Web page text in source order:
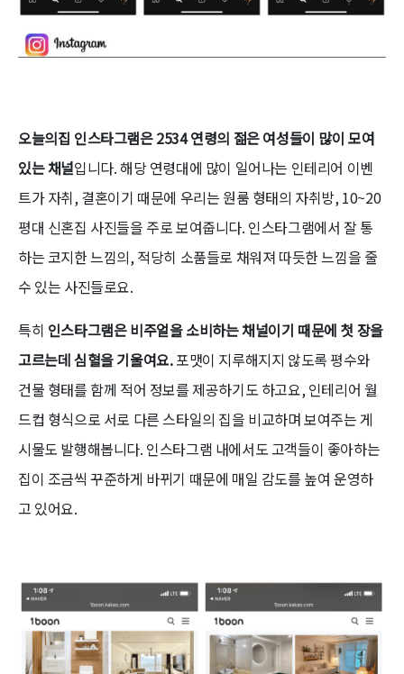
오늘의집 인스타그램은 2534 연령의 젊은 여성들이 많이 모여
있는 채널입니다. 해당 연령대에 많이 일어나는 인테리어 이벤
트가 자취, 결혼이기 때문에 우리는 원룸 형태의 자취방, 10~20
평대 신혼집 사진들을 주로 보여줍니다. 인스타그램에서 잘 통
하는 코지한 느낌의, 적당히 소품들로 채워져 따듯한 느낌을 줄
수 있는 사진들로요.
특히 인스타그램은 비주얼을 소비하는 채널이기 때문에 첫 장을
고르는데 심혈을 기울여요.포맷이 지루해지지 않도록 평수와
건물 형태를 함께 적어 정보를 제공하기도 하고요, 인테리어 월
드컵 형식으로 서로 다른 스타일의 집을 비교하며 보여주는 게
시물도 발행해봅니다. 인스타그램 내에서도 고객들이 좋아하는
집이 조금씩 꾸준하게 바뀌기 때문에 매일 감도를 높여 운영하
고 있어요.